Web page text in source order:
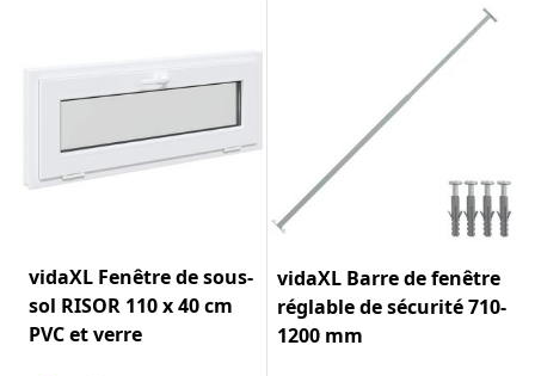
vidaXL Fenêtre de sous-
sol RISOR 110 x 40 cm
PVC et verre
vidaXL Barre de fenêtre
réglable de sécurité 710-
1200 mm